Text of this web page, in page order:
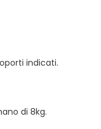
indicati.
di 8kg.